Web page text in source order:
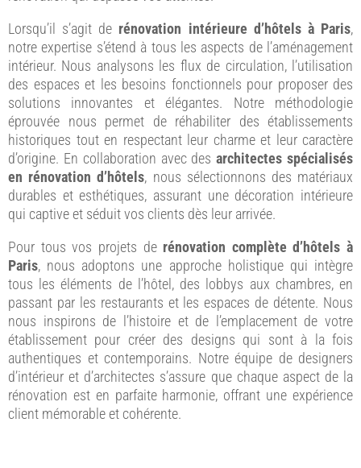
Lorsqu’il s’agit de rénovation intérieure d’hôtels à Paris,
notre expertise s’étend à tous les aspects de l’aménagement
intérieur. Nous analysons les flux de circulation, l’utilisation
des espaces et les besoins fonctionnels pour proposer des
solutions innovantes et élégantes. Notre méthodologie
éprouvée nous permet de réhabiliter des établissements
historiques tout en respectant leur charme et leur caractère
d’origine. En collaboration avec desarchitectes spécialisés
en rénovation d’hôtels, nous sélectionnons des matériaux
durables et esthétiques, assurant une décoration intérieure
qui captive et séduit vos clients dès leur arrivée.
Pour tous vos projets de rénovation complète d’hôtels à
Paris, nous adoptons une approche holistique qui intègre
tous les éléments de l’hôtel, des lobbys aux chambres, en
passant par les restaurants et les espaces de détente. Nous
nous inspirons de l’histoire et de l’emplacement de votre
établissement pour créer des designs qui sont à la fois
authentiques et contemporains. Notre équipe de designers
d’intérieur et d’architectes s’assure que chaque aspect de la
rénovation est en parfaite harmonie, offrant une expérience
client mémorable et cohérente.